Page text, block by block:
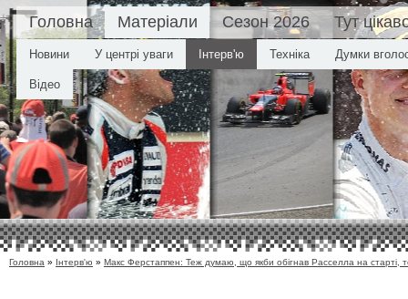
Головна Матеріали
Новини У центрі уваги Інтерв'ю Техніка Думки
Відео
Сезон 2026 Тут
Головна » Інтерв'ю » Макс Ферстаппен: Теж думаю, що якби обігнав Расселла на старті,